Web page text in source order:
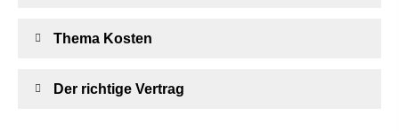
Thema Kosten
Der richtige Vertrag